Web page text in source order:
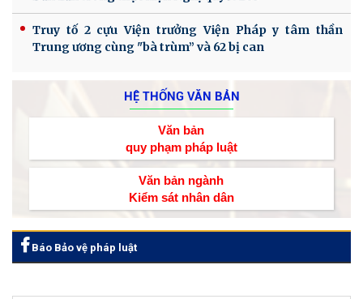
Truy tố 2 cựu Viện trưởng Viện Pháp y tâm thần
Trung ương cùng "bà trùm” và 62 bị can
HỆ THỐNG VĂN BẢN
Văn bản
quy phạm pháp luật
Văn bản ngành
Kiểm sát nhân dân
Báo Bảo vệ pháp luật